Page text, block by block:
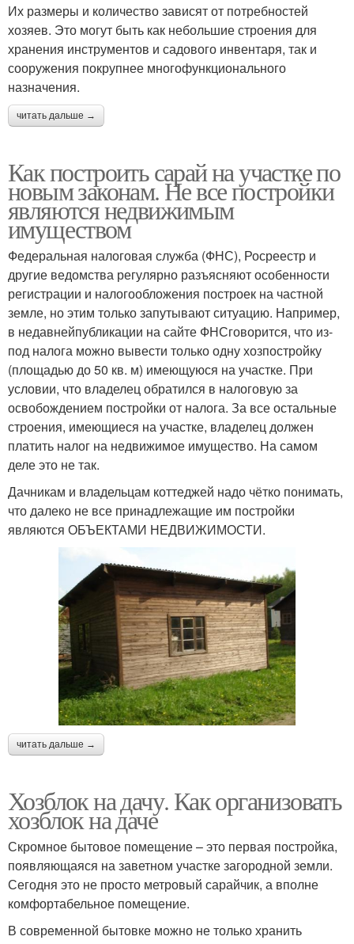
Их размеры и количество зависят от потребностей
хозяев. Это могут быть как небольшие строения для
хранения инструментов и садового инвентаря, так и
сооружения покрупнее многофункционального
назначения.
читать дальше →
Как построить сарай на участке по
новым законам. Не все постройки
являются недвижимым
имуществом
Федеральная налоговая служба (ФНС), Росреестр и
другие ведомства регулярно разъясняют особенности
регистрации и налогообложения построек на частной
земле, но этим только запутывают ситуацию. Например,
в недавнейпубликации на сайте ФНСговорится, что из-
под налога можно вывести только одну хозпостройку
(площадью до 50 кв. м) имеющуюся на участке. При
условии, что владелец обратился в налоговую за
освобождением постройки от налога. За все остальные
строения, имеющиеся на участке, владелец должен
платить налог на недвижимое имущество. На самом
деле это не так.
Дачникам и владельцам коттеджей надо чётко понимать,
что далеко не все принадлежащие им постройки
являются ОБЪЕКТАМИ НЕДВИЖИМОСТИ.
читать дальше →
Хозблок на дачу. Как организовать
хозблок на даче
Скромное бытовое помещение – это первая постройка,
появляющаяся на заветном участке загородной земли.
Сегодня это не просто метровый сарайчик, а вполне
комфортабельное помещение.
В современной бытовке можно не только хранить